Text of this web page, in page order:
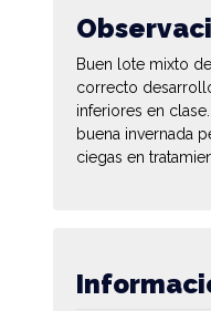
Buen lote mixto
correcto
inferiores en
buena invernada
ciegas en